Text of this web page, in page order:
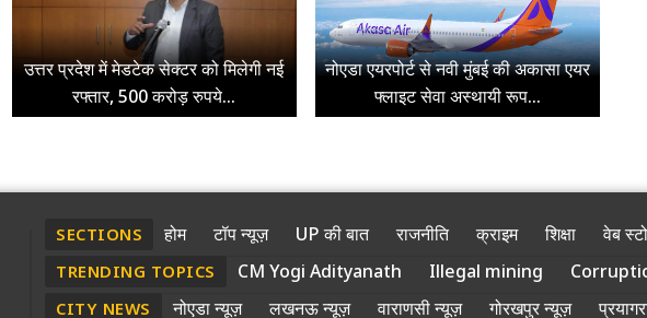
उत्तर प्रदेश में मेडटेक सेक्टर को मिलेगी नई
रफ्तार, 500 करोड़ रुपये...
नोएडा एयरपोर्ट से नवी मुंबई की अकासा एयर
फ्लाइट सेवा अस्थायी रूप...
SECTIONS होम टॉप न्यूज़ UP की बात राजनीति क्राइम शिक्षा वेब
TRENDING TOPICS CM Yogi Adityanath Illegal mining
CITY NEWS नोएडा न्यूज़ लखनऊ न्यूज़ वाराणसी न्यूज़ गोरखपुर न्यूज़